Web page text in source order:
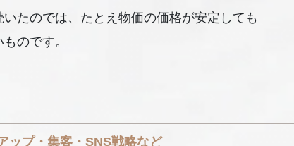
たのでは、たとえ物価の価格が安定しても
のです。
ップ・集客・SNS戦略など